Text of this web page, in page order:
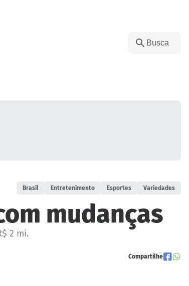
Brasil Entretenimento Esportes Variedades
mudanças
2 mi.
Compartilhe